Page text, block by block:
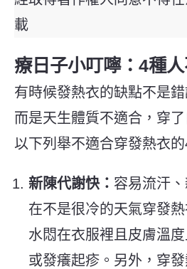
載
療日子小叮嚀：4種
有時候發熱衣的缺點不是錯
而是天生體質不適合，穿
以下列舉不適合穿發熱衣的
新陳代謝快： 容易流汗
在不是很冷的天氣穿發
水悶在衣服裡且皮膚溫
或發癢起疹。另外，穿